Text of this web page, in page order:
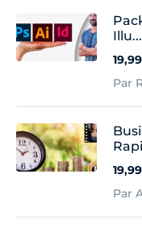
Illu...
Par
Par